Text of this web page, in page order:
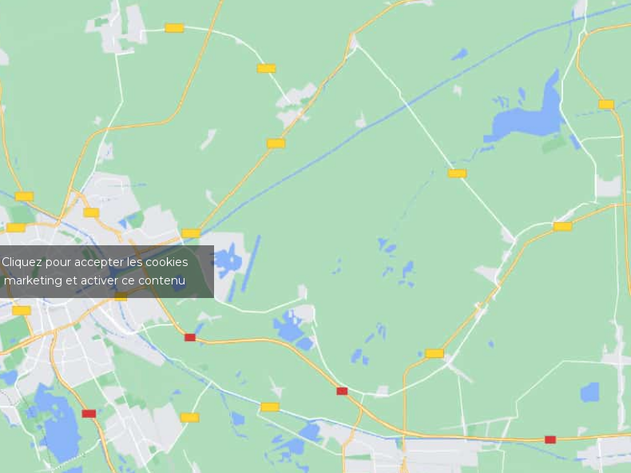
Cliquez pour accepter les cookies
marketing et activer ce contenu